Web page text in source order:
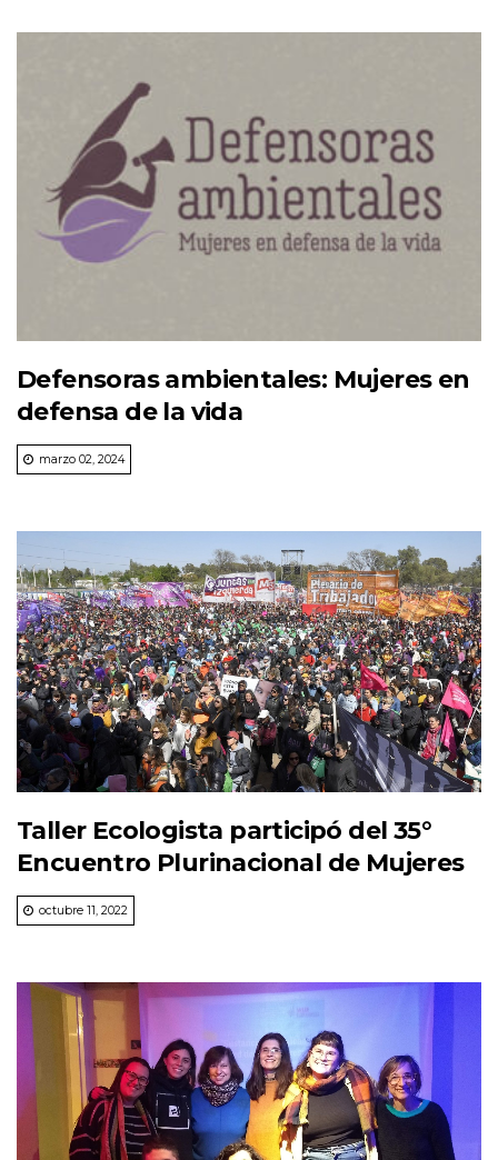
Defensoras ambientales: Mujeres en
defensa de la vida
marzo 02, 2024
Taller Ecologista participó del 35°
Encuentro Plurinacional de Mujeres
octubre 11, 2022